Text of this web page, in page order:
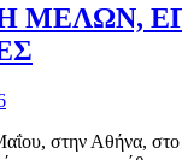
ΜΕΛΩΝ,
στην Αθήνα, στο